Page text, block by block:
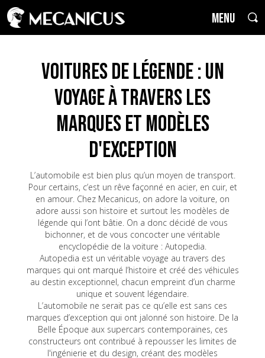
MENU
Voitures de Légende : un
voyage à travers les
marques et modèles
d'exception
L’automobile est bien plus qu’un moyen de transport.
Pour certains, c’est un rêve façonné en acier, en cuir, et
en amour. Chez Mecanicus, on adore la voiture, on
adore aussi son histoire et surtout les modèles de
légende qui l’ont bâtie. On a donc décidé de vous
bichonner, et de vous concocter une véritable
encyclopédie de la voiture : Autopedia.
Autopedia est un véritable voyage au travers des
marques qui ont marqué l’histoire et créé des véhicules
au destin exceptionnel, chacun empreint d’un charme
unique et souvent légendaire.
L’automobile ne serait pas ce qu’elle est sans ces
marques d’exception qui ont jalonné son histoire. De la
Belle Époque aux supercars contemporaines, ces
constructeurs ont contribué à repousser les limites de
l'ingénierie et du design, créant des modèles